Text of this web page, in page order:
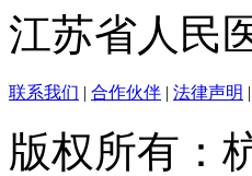
江苏省人民
联系我们 | 合作伙伴 | 法律声明 |
版权所有：